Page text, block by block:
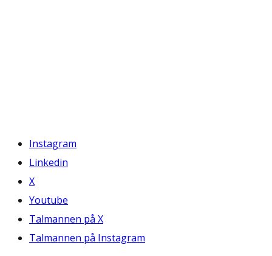
Instagram
Linkedin
X
Youtube
Talmannen på X
Talmannen på Instagram